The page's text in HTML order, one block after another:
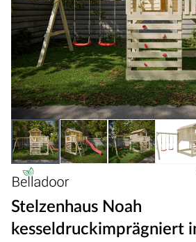
Stelzenhaus Noah
kesseldruckimprägniert